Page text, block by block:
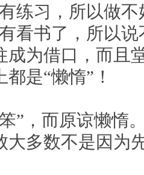
练习，所以做不
看书了，所以
成为借口，而且
是“懒惰”！
”，而原谅懒惰
大多数不是因为